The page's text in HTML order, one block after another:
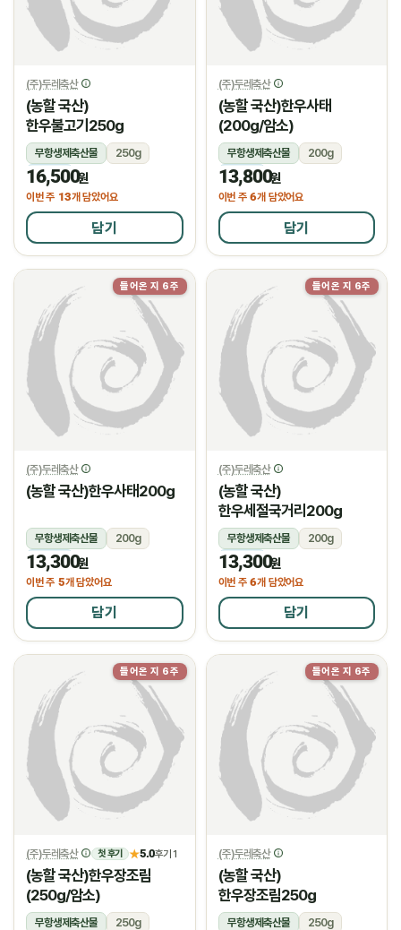
(주)두레축산
(농할 국산)
한우불고기250g
무항생제축산물
250g
냉장
16,500원
이번 주 13개 담았어요
담기
(주)두레축산
(농할 국산)한우사태
(200g/암소)
무항생제축산물
200g
냉장
13,800원
이번 주 6개 담았어요
담기
들어온 지 6주
(주)두레축산
(농할 국산)한우사태200g
무항생제축산물
200g
냉장
13,300원
이번 주 5개 담았어요
담기
들어온 지 6주
(주)두레축산
(농할 국산)
한우세절국거리200g
무항생제축산물
200g
냉장
13,300원
이번 주 6개 담았어요
담기
들어온 지 6주
(주)두레축산 첫 후기 ★5.0후기 1
(농할 국산)한우장조림
(250g/암소)
무항생제축산물
250g
들어온 지 6주
(주)두레축산
(농할 국산)
한우장조림250g
무항생제축산물
250g